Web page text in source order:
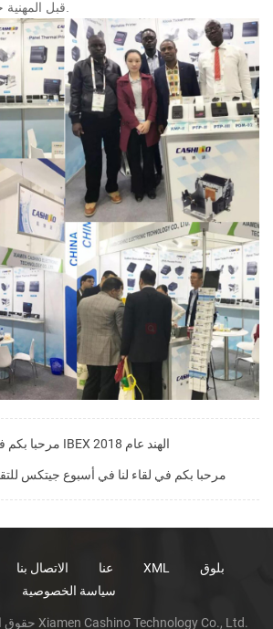
مرحبا بكم في لقاء لنا في IBEX الهند عام 2018
مرحبا بكم في لقاء لنا في أسبوع جيتكس للتقنية
عنا الاتصال بنا XML
بلوق
سياسة الخصوصية